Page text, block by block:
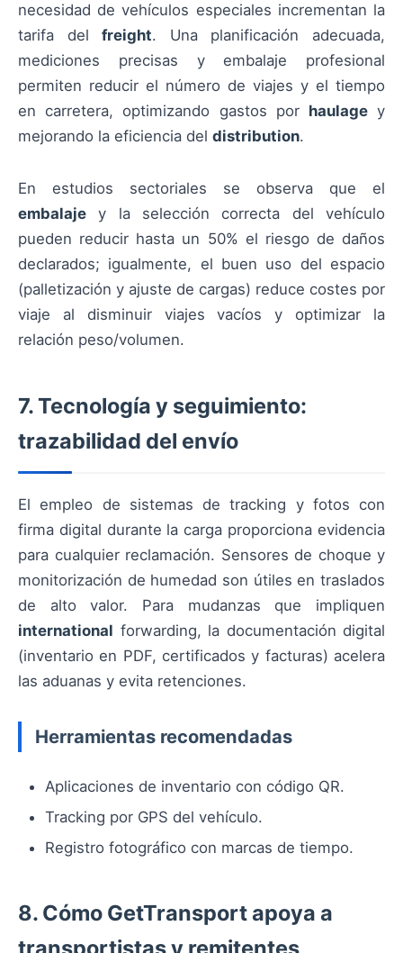
necesidad de vehículos especiales incrementan la
tarifa delfreight. Una planificación adecuada,
mediciones precisas y embalaje profesional
permiten reducir el número de viajes y el tiempo
en carretera, optimizando gastos por haulagey
mejorando la eficiencia del distribution.
En estudios sectoriales se observa que el
embalaje y la selección correcta del vehículo
pueden reducir hasta un 50% el riesgo de daños
declarados; igualmente, el buen uso del espacio
(palletización y ajuste de cargas) reduce costes por
viaje al disminuir viajes vacíos y optimizar la
relación peso/volumen.
7. Tecnología y seguimiento:
trazabilidad del envío
El empleo de sistemas de tracking y fotos con
firma digital durante la carga proporciona evidencia
para cualquier reclamación. Sensores de choque y
monitorización de humedad son útiles en traslados
de alto valor. Para mudanzas que impliquen
international forwarding, la documentación digital
(inventario en PDF, certificados y facturas) acelera
las aduanas y evita retenciones.
Herramientas recomendadas
Aplicaciones de inventario con código QR.
Tracking por GPS del vehículo.
Registro fotográfico con marcas de tiempo.
8. Cómo GetTransport apoya a
transportistas y remitentes